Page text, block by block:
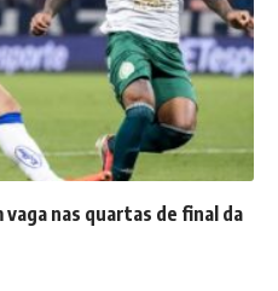
nas quartas de final da